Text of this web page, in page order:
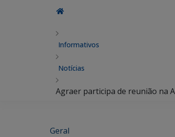
Informativos
Notícias
Agraer participa de reunião na
Geral